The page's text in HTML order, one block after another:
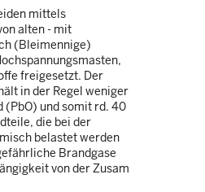
mittels
alten - mit
(Bleimennige)
freigesetzt. Der
in der Regel weniger
(PbO) und somit rd. 40
die bei der
belastet werden
Brandgase
von der Zusam